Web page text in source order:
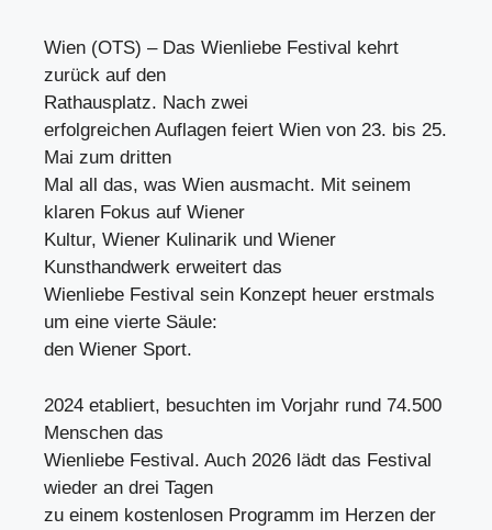
Wien (OTS) – Das Wienliebe Festival kehrt
zurück auf den
Rathausplatz. Nach zwei
erfolgreichen Auflagen feiert Wien von 23. bis 25.
Mai zum dritten
Mal all das, was Wien ausmacht. Mit seinem
klaren Fokus auf Wiener
Kultur, Wiener Kulinarik und Wiener
Kunsthandwerk erweitert das
Wienliebe Festival sein Konzept heuer erstmals
um eine vierte Säule:
den Wiener Sport.
2024 etabliert, besuchten im Vorjahr rund 74.500
Menschen das
Wienliebe Festival. Auch 2026 lädt das Festival
wieder an drei Tagen
zu einem kostenlosen Programm im Herzen der